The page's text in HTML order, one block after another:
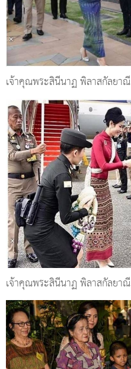
เจ้าคุณพระสินีนาฏ พิลาสกัลยาณี
เจ้าคุณพระสินีนาฏ พิลาสกัลยาณี